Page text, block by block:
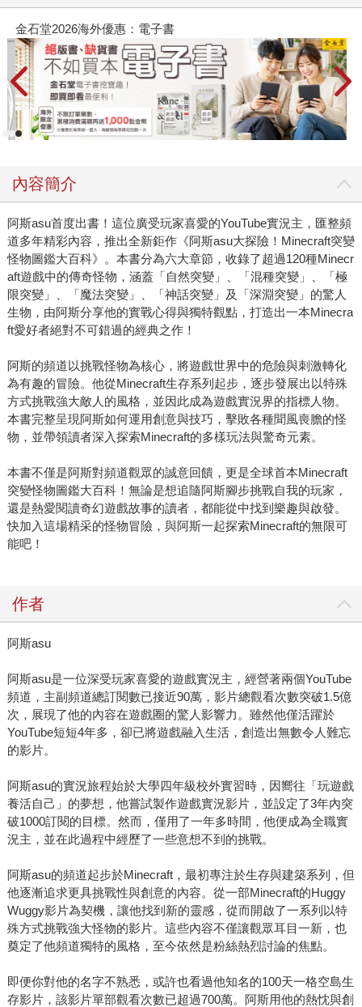
金石堂2026海外優惠：電子書
內容簡介
阿斯asu首度出書！這位廣受玩家喜愛的YouTube實況主，匯整頻
道多年精彩內容，推出全新鉅作《阿斯asu大探險！Minecraft突變
怪物圖鑑大百科》。本書分為六大章節，收錄了超過120種Minecr
aft遊戲中的傳奇怪物，涵蓋「自然突變」、「混種突變」、「極
限突變」、「魔法突變」、「神話突變」及「深淵突變」的驚人
生物，由阿斯分享他的實戰心得與獨特觀點，打造出一本Minecra
ft愛好者絕對不可錯過的經典之作！
阿斯的頻道以挑戰怪物為核心，將遊戲世界中的危險與刺激轉化
為有趣的冒險。他從Minecraft生存系列起步，逐步發展出以特殊
方式挑戰強大敵人的風格，並因此成為遊戲實況界的指標人物。
本書完整呈現阿斯如何運用創意與技巧，擊敗各種聞風喪膽的怪
物，並帶領讀者深入探索Minecraft的多樣玩法與驚奇元素。
本書不僅是阿斯對頻道觀眾的誠意回饋，更是全球首本Minecraft
突變怪物圖鑑大百科！無論是想追隨阿斯腳步挑戰自我的玩家，
還是熱愛閱讀奇幻遊戲故事的讀者，都能從中找到樂趣與啟發。
快加入這場精采的怪物冒險，與阿斯一起探索Minecraft的無限可
能吧！
作者
阿斯asu
阿斯asu是一位深受玩家喜愛的遊戲實況主，經營著兩個YouTube
頻道，主副頻道總訂閱數已接近90萬，影片總觀看次數突破1.5億
次，展現了他的內容在遊戲圈的驚人影響力。雖然他僅活躍於
YouTube短短4年多，卻已將遊戲融入生活，創造出無數令人難忘
的影片。
阿斯asu的實況旅程始於大學四年級校外實習時，因嚮往「玩遊戲
養活自己」的夢想，他嘗試製作遊戲實況影片，並設定了3年內突
破1000訂閱的目標。然而，僅用了一年多時間，他便成為全職實
況主，並在此過程中經歷了一些意想不到的挑戰。
阿斯asu的頻道起步於Minecraft，最初專注於生存與建築系列，但
他逐漸追求更具挑戰性與創意的內容。從一部Minecraft的Huggy
Wuggy影片為契機，讓他找到新的靈感，從而開啟了一系列以特
殊方式挑戰強大怪物的影片。這些內容不僅讓觀眾耳目一新，也
奠定了他頻道獨特的風格，至今依然是粉絲熱烈討論的焦點。
即便你對他的名字不熟悉，或許也看過他知名的100天一格空島生
存影片，該影片單部觀看次數已超過700萬。阿斯用他的熱忱與創